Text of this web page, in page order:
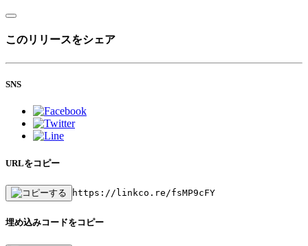
このリリースをシェア
SNS
URLをコピー
https://linkco.re/fsMP9cFY
埋め込みコードをコピー